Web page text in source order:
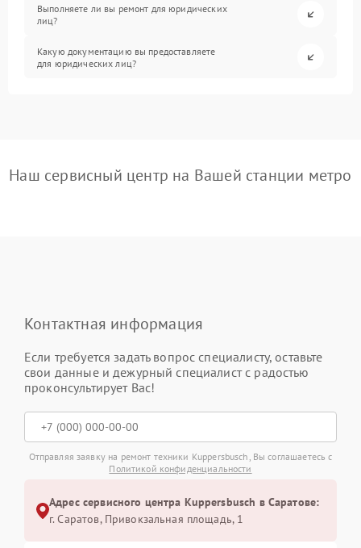
Выполняете ли вы ремонт для юридических
лиц?
Какую документацию вы предоставляете
для юридических лиц?
Наш сервисный центр на Вашей станции метро
Контактная информация
Если требуется задать вопрос специалисту, оставьте
свои данные и дежурный специалист с радостью
проконсультирует Вас!
Отправляя заявку на ремонт техники Kuppersbusch, Вы соглашаетесь с
Политикой конфиденциальности
Адрес сервисного центра Kuppersbusch в Саратове:
г. Саратов, Привокзальная площадь, 1